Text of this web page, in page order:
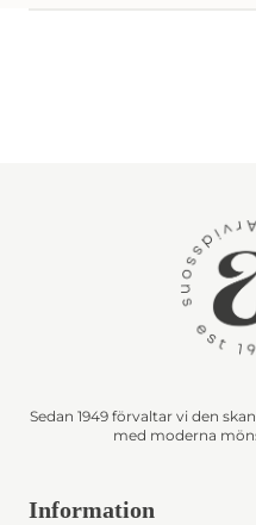
Sedan 1949 förvaltar vi den
med moderna
Information